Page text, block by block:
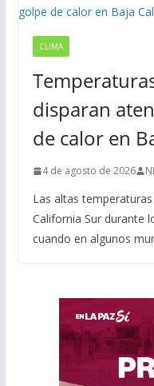
CLIMA
disparan
de calor en
4 de agosto de 2026
Las altas
California Sur durante
cuando en algunos